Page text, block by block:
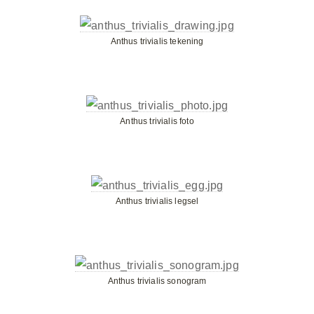
Anthus trivialis tekening
Anthus trivialis foto
Anthus trivialis legsel
Anthus trivialis sonogram